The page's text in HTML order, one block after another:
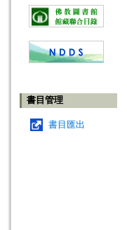
書目管理
書目匯出